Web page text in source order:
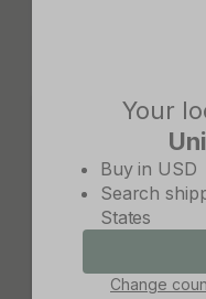
Your
Buy in USD
Search
States
Change
TÚNEZ